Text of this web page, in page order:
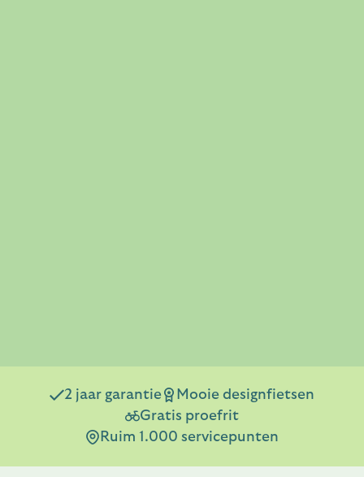
2 jaar garantie
Mooie designfietsen
Gratis proefrit
Ruim 1.000 servicepunten